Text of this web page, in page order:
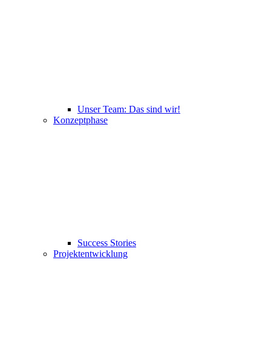
Unser Team: Das sind wir!
Konzeptphase
Success Stories
Projektentwicklung